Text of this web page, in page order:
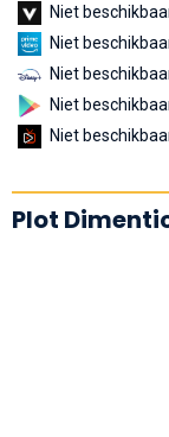
Niet
Niet
Niet
Niet
Niet
Plot